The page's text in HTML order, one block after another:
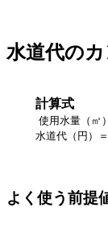
水道代の
計算式
使用水量（
水道代（円）
よく使う前提